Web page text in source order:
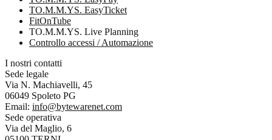
TO.M.M.YS. EasyTicket
FitOnTube
TO.M.M.YS. Live Planning
Controllo accessi / Automazione
I nostri contatti
Sede legale
Via N. Machiavelli, 45
06049 Spoleto PG
Email: info@bytewarenet.com
Sede operativa
Via del Maglio, 6